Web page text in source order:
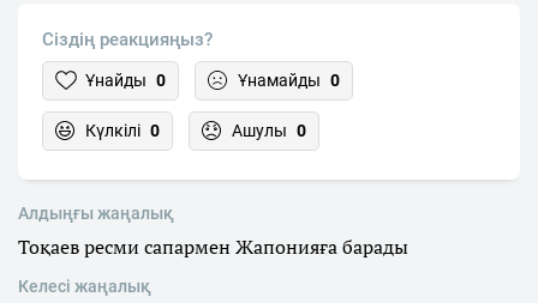
Сіздің реакцияңыз?
Ұнайды 0 Ұнамайды 0
Күлкілі 0 Ашулы 0
Алдыңғы жаңалық
Тоқаев ресми сапармен Жапонияға барады
Келесі жаңалық